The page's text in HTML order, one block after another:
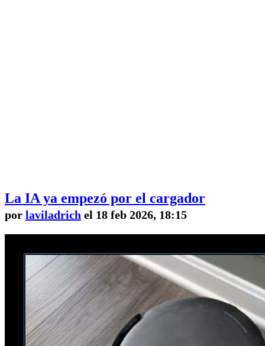
La IA ya empezó por el cargador
por laviladrich el 18 feb 2026, 18:15